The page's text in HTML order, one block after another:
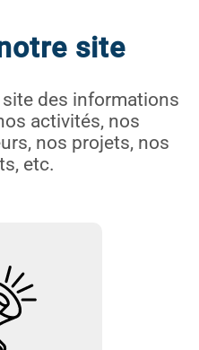
site
des informations
activités, nos
nos projets, nos
etc.